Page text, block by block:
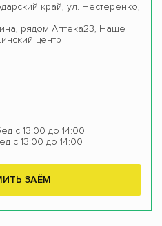
край, ул. Нестеренко,
рядом Аптека23, Наше
центр
с 13:00 до 14:00
с 13:00 до 14:00
ЗАЁМ